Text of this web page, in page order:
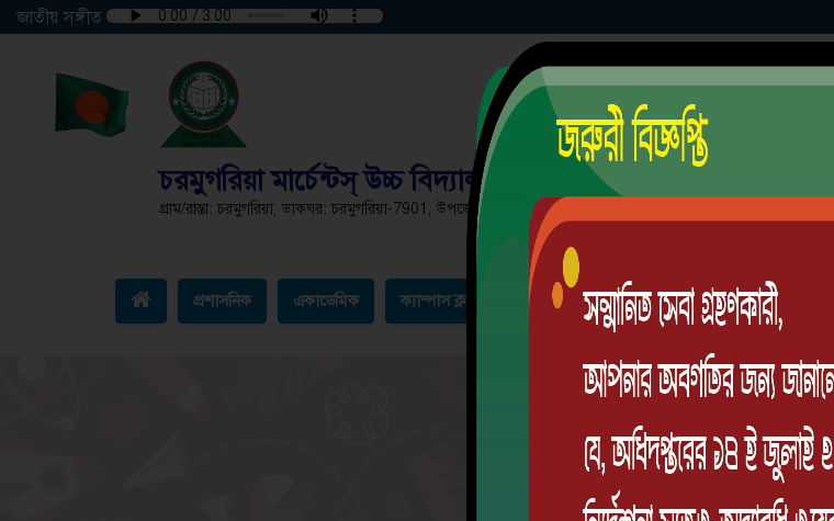
জাতীয় সঙ্গীত
চরমুগরিয়া মার্চেন্টস্ উচ্চ বিদ্যালয়
গ্রাম/রাস্তা: চরমুগরিয়া, ডাকঘর: চরমুগরিয়া-7901, উপজেলা: মাদারীপুর সদর, জেলা: মাদারীপুর, বিভাগ: ঢাকা
প্রশাসনিক একাডেমিক ক্যাম্পাস ক্লাব ভ্যাকসিন ভর্তি হাজিরা সিলেবাস
ভ্যাকসিন
তথ্য